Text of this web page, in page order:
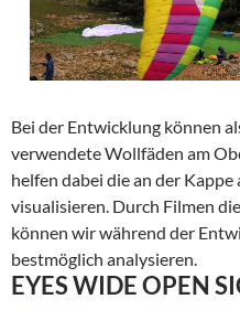
Bei der Entwicklung können
verwendete Wollfäden am
helfen dabei die an der
visualisieren. Durch Filmen
können wir während der
bestmöglich analysieren.
EYES WIDE OPEN